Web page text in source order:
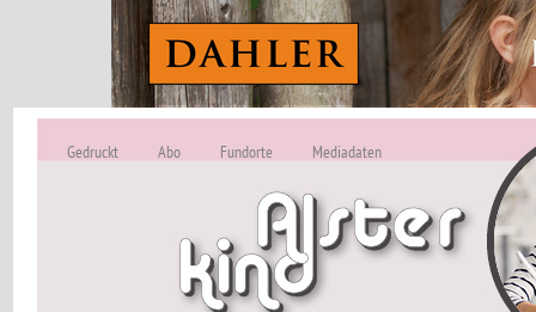
ALSTERKIND -
Alles Neu
Gedruckt Abo Fundorte Mediadaten